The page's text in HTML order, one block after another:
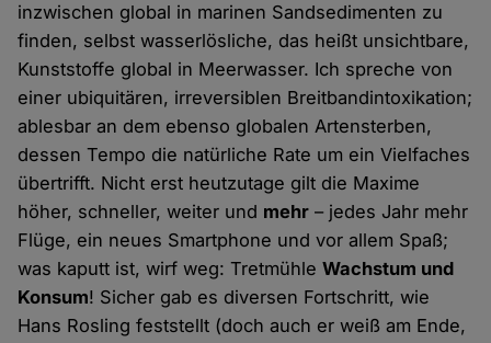
inzwischen global in marinen Sandsedimenten zu
finden, selbst wasserlösliche, das heißt unsichtbare,
Kunststoffe global in Meerwasser. Ich spreche von
einer ubiquitären, irreversiblen Breitbandintoxikation;
ablesbar an dem ebenso globalen Artensterben,
dessen Tempo die natürliche Rate um ein Vielfaches
übertrifft. Nicht erst heutzutage gilt die Maxime
höher, schneller, weiter und mehr – jedes Jahr mehr
Flüge, ein neues Smartphone und vor allem Spaß;
was kaputt ist, wirf weg: TretmühleWachstum und
Konsum! Sicher gab es diversen Fortschritt, wie
Hans Rosling feststellt (doch auch er weiß am Ende,